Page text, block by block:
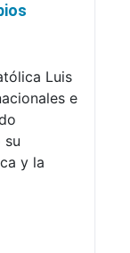
Luis
e
su
y la